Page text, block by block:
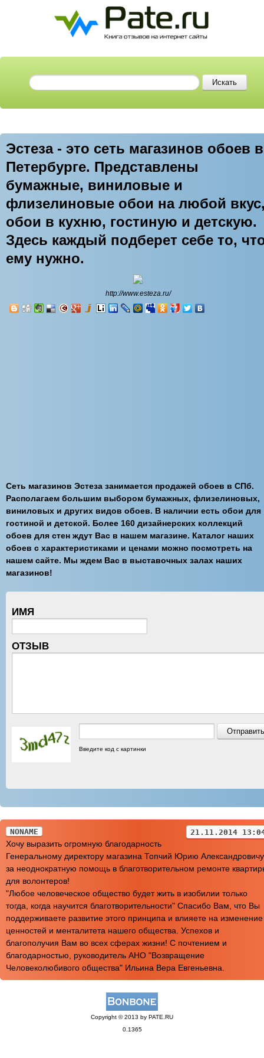
Эстеза - это сеть магазинов обоев в
Петербурге. Представлены
бумажные, виниловые и
флизелиновые обои на любой
обои в кухню, гостиную и детскую.
Здесь каждый подберет себе то,
ему нужно.
http://www.esteza.ru/
Сеть магазинов Эстеза занимается продажей обоев в СПб.
Располагаем большим выбором бумажных, флизелиновых,
виниловых и других видов обоев. В наличии есть обои для
гостиной и детской. Более 160 дизайнерских коллекций
обоев для стен ждут Вас в нашем магазине. Каталог наших
обоев с характеристиками и ценами можно посмотреть на
нашем сайте. Мы ждем Вас в выставочных залах наших
магазинов!
ИМЯ
ОТЗЫВ
Введите код с картинки
NONAME 21.11.2014
Хочу выразить огромную благодарность
Генеральному директору магазина Топчий Юрию Александровичу
за неоднократную помощь в благотворительном ремонте
для волонтеров!
"Любое человеческое общество будет жить в изобилии только
тогда, когда научится благотворительности" Спасибо Вам, что Вы
поддерживаете развитие этого принципа и влияете на изменение
ценностей и менталитета нашего общества. Успехов и
благополучия Вам во всех сферах жизни! С почтением и
благодарностью, руководитель АНО "Возвращение
Человеколюбивого общества" Ильина Вера Евгеньевна.
Copyright © 2013 by PATE.RU
0.1365